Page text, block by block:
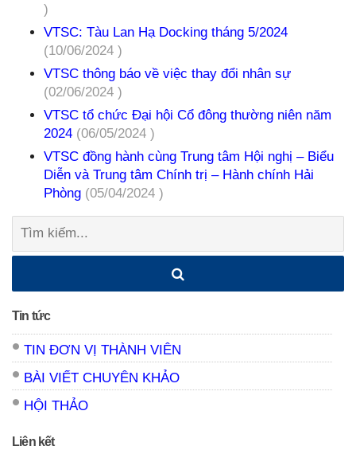
)
VTSC: Tàu Lan Hạ Docking tháng 5/2024
(10/06/2024 )
VTSC thông báo về việc thay đổi nhân sự
(02/06/2024 )
VTSC tổ chức Đại hội Cổ đông thường niên năm
2024 (06/05/2024 )
VTSC đồng hành cùng Trung tâm Hội nghị – Biểu
Diễn và Trung tâm Chính trị – Hành chính Hải
Phòng (05/04/2024 )
Tìm
Tin tức
TIN ĐƠN VỊ THÀNH VIÊN
BÀI VIẾT CHUYÊN KHẢO
HỘI THẢO
Liên kết